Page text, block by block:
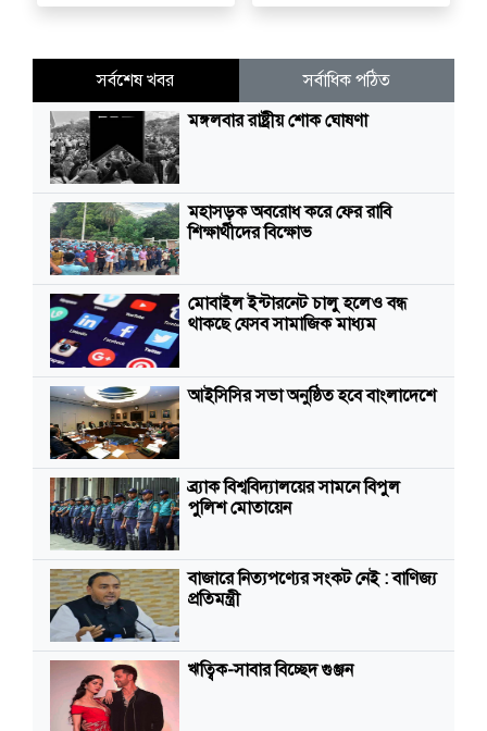
সর্বশেষ খবর
সর্বাধিক পঠিত
মঙ্গলবার রাষ্ট্রীয় শোক ঘোষণা
মহাসড়ক অবরোধ করে ফের রাবি
শিক্ষার্থীদের বিক্ষোভ
মোবাইল ইন্টারনেট চালু হলেও বন্ধ
থাকছে যেসব সামাজিক মাধ্যম
আইসিসির সভা অনুষ্ঠিত হবে বাংলাদেশে
ব্র্যাক বিশ্ববিদ্যালয়ের সামনে বিপুল
পুলিশ মোতায়েন
বাজারে নিত্যপণ্যের সংকট নেই : বাণিজ্য
প্রতিমন্ত্রী
ঋত্বিক-সাবার বিচ্ছেদ গুঞ্জন